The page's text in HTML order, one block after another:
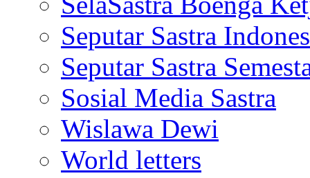
Seputar Sastra
Seputar Sastra
Sosial Media Sastra
Wislawa Dewi
World letters